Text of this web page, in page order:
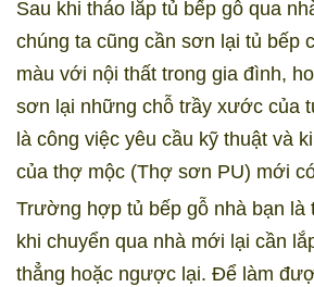
Sau khi tháo lắp tủ bếp gỗ qua
chúng ta cũng cần sơn lại tủ bếp
màu với nội thất trong gia đình,
sơn lại những chỗ trầy xước của
là công việc yêu cầu kỹ thuật và
của thợ mộc (Thợ sơn PU) mới
Trường hợp tủ bếp gỗ nhà bạn là
khi chuyển qua nhà mới lại cần
thẳng hoặc ngược lại. Để làm